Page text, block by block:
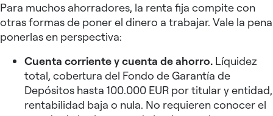
Para muchos ahorradores, la renta fija compite con
otras formas de poner el dinero a trabajar. Vale la pena
ponerlas en perspectiva:
Cuenta corriente y cuenta de ahorro. Líquidez
total, cobertura del Fondo de Garantía de
Depósitos hasta 100.000 EUR por titular y entidad,
rentabilidad baja o nula. No requieren conocer el